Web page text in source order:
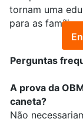
tornam uma
para as famílias.
Perguntas
A prova da
caneta?
Não